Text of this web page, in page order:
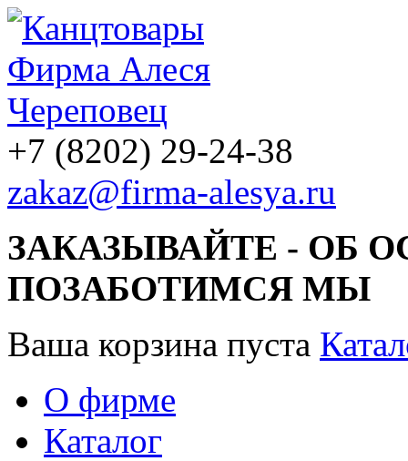
+7 (8202) 29-24-38
zakaz@firma-alesya.ru
ЗАКАЗЫВАЙТЕ - ОБ
ПОЗАБОТИМСЯ МЫ
Ваша корзина пуста
О фирме
Каталог